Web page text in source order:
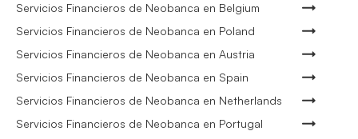
Servicios Financieros de Neobanca en Belgium
Servicios Financieros de Neobanca en Poland
Servicios Financieros de Neobanca en Austria
Servicios Financieros de Neobanca en Spain
Servicios Financieros de Neobanca en Netherlands
Servicios Financieros de Neobanca en Portugal